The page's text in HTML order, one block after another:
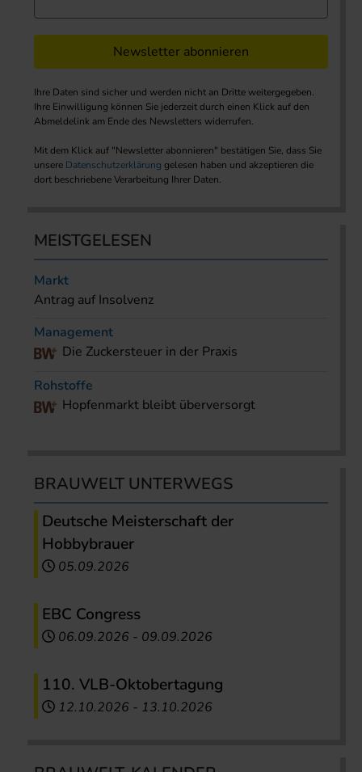
Newsletter abonnieren
Ihre Daten sind sicher und werden nicht an Dritte weitergegeben.
Ihre Einwilligung können Sie jederzeit durch einen Klick auf den
Abmeldelink am Ende des Newsletters widerrufen.
Mit dem Klick auf "Newsletter abonnieren" bestätigen Sie, dass Sie
unsere Datenschutzerklärung gelesen haben und akzeptieren die
dort beschriebene Verarbeitung Ihrer Daten.
MEISTGELESEN
Markt
Antrag auf Insolvenz
Management
Die Zuckersteuer in der Praxis
Rohstoffe
Hopfenmarkt bleibt überversorgt
BRAUWELT UNTERWEGS
Deutsche Meisterschaft der
Hobbybrauer
05.09.2026
EBC Congress
06.09.2026 - 09.09.2026
110. VLB-Oktobertagung
12.10.2026 - 13.10.2026